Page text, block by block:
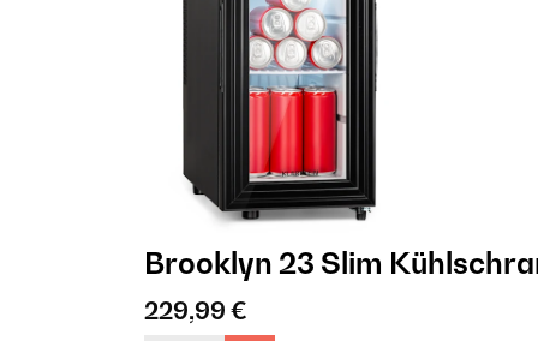
Brooklyn 23 Slim
229,99 €